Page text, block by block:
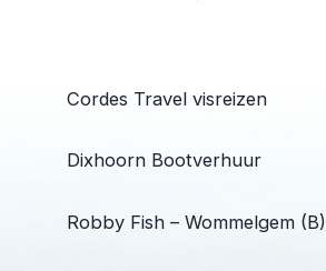
Cordes Travel visreizen
Dixhoorn Bootverhuur
Robby Fish – Wommelgem (B)